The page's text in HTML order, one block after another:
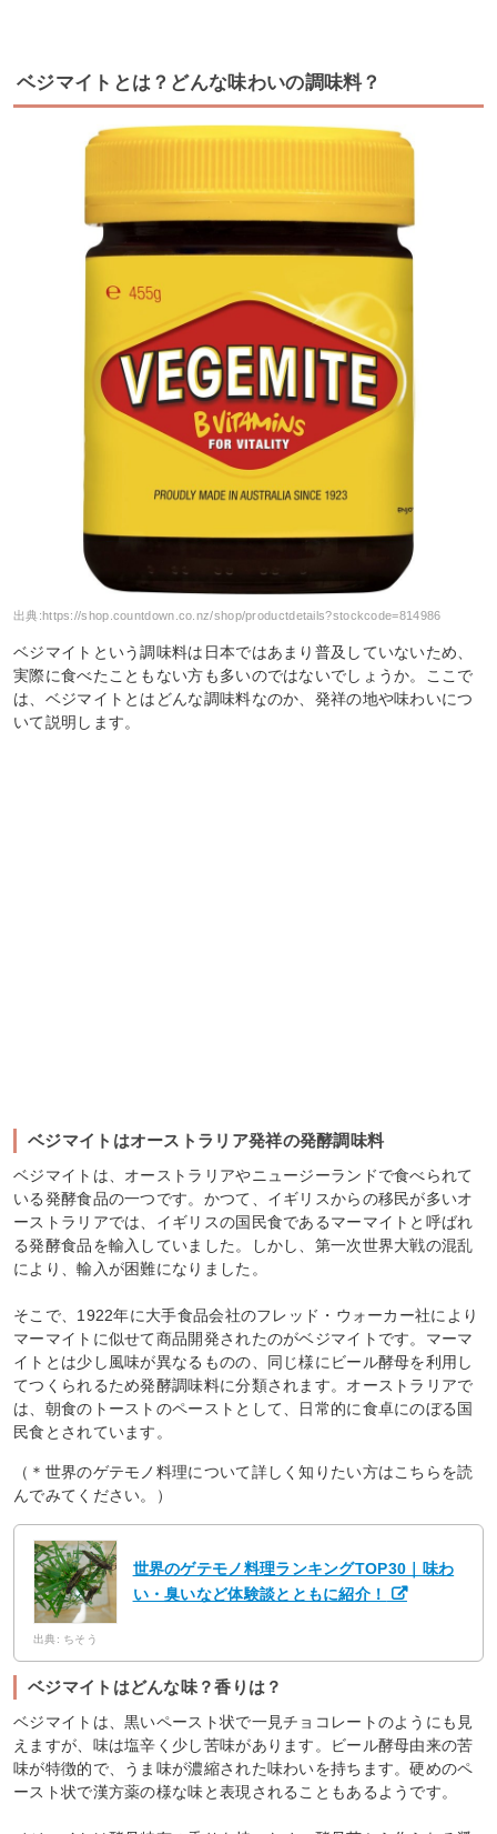
ベジマイトとは？どんな味わいの調味料？
出典:https://shop.countdown.co.nz/shop/productdetails?stockcode=814986
ベジマイトという調味料は日本ではあまり普及していないため、
実際に食べたこともない方も多いのではないでしょうか。ここで
は、ベジマイトとはどんな調味料なのか、発祥の地や味わいにつ
いて説明します。
ベジマイトはオーストラリア発祥の発酵調味料
ベジマイトは、オーストラリアやニュージーランドで食べられて
いる発酵食品の一つです。かつて、イギリスからの移民が多いオ
ーストラリアでは、イギリスの国民食であるマーマイトと呼ばれ
る発酵食品を輸入していました。しかし、第一次世界大戦の混乱
により、輸入が困難になりました。
そこで、1922年に大手食品会社のフレッド・ウォーカー社により
マーマイトに似せて商品開発されたのがベジマイトです。マーマ
イトとは少し風味が異なるものの、同じ様にビール酵母を利用し
てつくられるため発酵調味料に分類されます。オーストラリアで
は、朝食のトーストのペーストとして、日常的に食卓にのぼる国
民食とされています。
（＊世界のゲテモノ料理について詳しく知りたい方はこちらを読
んでみてください。）
世界のゲテモノ料理ランキングTOP30｜味わ
い・臭いなど体験談とともに紹介！
出典: ちそう
ベジマイトはどんな味？香りは？
ベジマイトは、黒いペースト状で一見チョコレートのようにも見
えますが、味は塩辛く少し苦味があります。ビール酵母由来の苦
味が特徴的で、うま味が濃縮された味わいを持ちます。硬めのペ
ースト状で漢方薬の様な味と表現されることもあるようです。